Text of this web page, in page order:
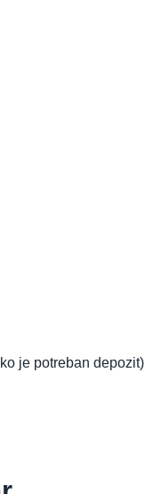
je potreban depozit)